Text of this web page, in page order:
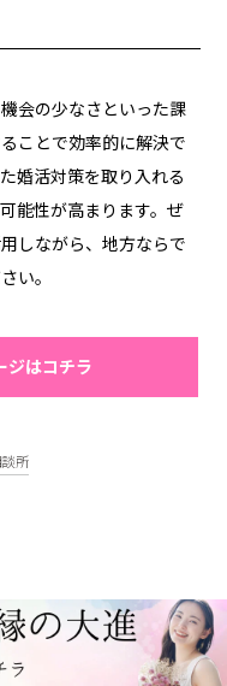
会の少なさといった課
ことで効率的に解決で
婚活対策を取り入れる
能性が高まります。ぜ
しながら、地方ならで
い。
ジはコチラ
談所